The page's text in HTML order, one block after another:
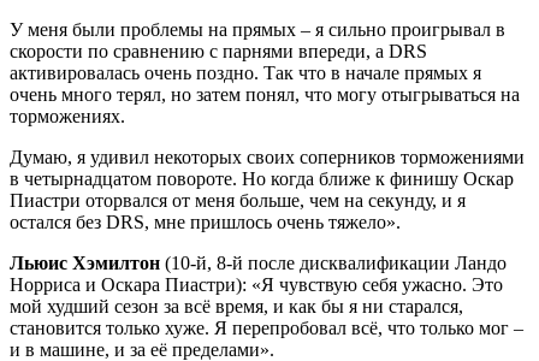
У меня были проблемы на прямых – я сильно проигрывал в
скорости по сравнению с парнями впереди, а DRS
активировалась очень поздно. Так что в начале прямых я
очень много терял, но затем понял, что могу отыгрываться на
торможениях.
Думаю, я удивил некоторых своих соперников торможениями
в четырнадцатом повороте. Но когда ближе к финишу Оскар
Пиастри оторвался от меня больше, чем на секунду, и я
остался без DRS, мне пришлось очень тяжело».
Льюис Хэмилтон (10-й, 8-й после дисквалификации Ландо
Норриса и Оскара Пиастри): «Я чувствую себя ужасно. Это
мой худший сезон за всё время, и как бы я ни старался,
становится только хуже. Я перепробовал всё, что только мог –
и в машине, и за её пределами».